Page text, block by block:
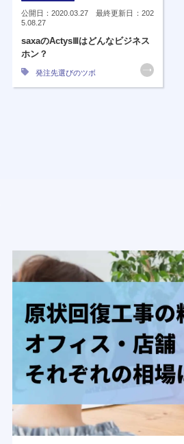
公開日：2020.03.27 最終更新日：202
5.08.27
saxaのActysⅢはどんなビジネス
ホン？
発注先選びのツボ